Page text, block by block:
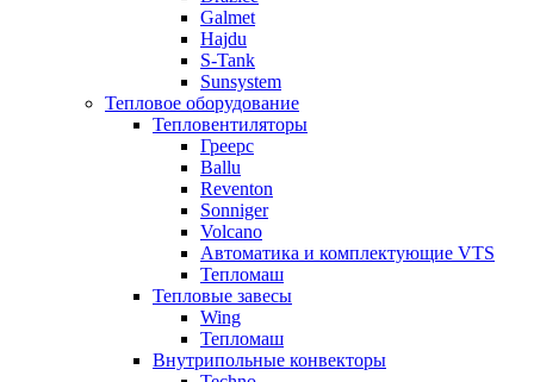
Galmet
Hajdu
S-Tank
Sunsystem
Тепловое оборудование
Тепловентиляторы
Греерс
Ballu
Reventon
Sonniger
Volcano
Автоматика и комплектующие VTS
Тепломаш
Тепловые завесы
Wing
Тепломаш
Внутрипольные конвекторы